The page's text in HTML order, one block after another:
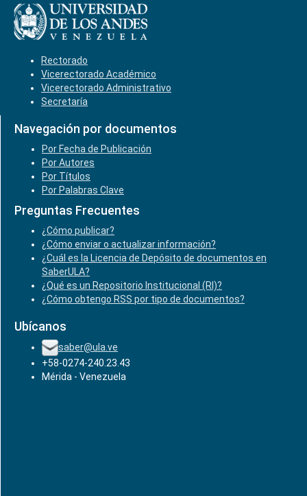
Rectorado
Vicerectorado Académico
Vicerectorado Administrativo
Secretaría
Navegación por documentos
Por Fecha de Publicación
Por Autores
Por Títulos
Por Palabras Clave
Preguntas Frecuentes
¿Cómo publicar?
¿Cómo enviar o actualizar información?
¿Cuál es la Licencia de Depósito de documentos en
SaberULA?
¿Qué es un Repositorio Institucional (RI)?
¿Cómo obtengo RSS por tipo de documentos?
Ubícanos
saber@ula.ve
+58-0274-240.23.43
Mérida - Venezuela